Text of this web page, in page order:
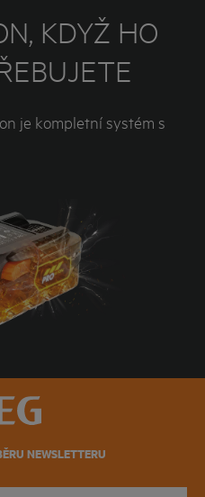
KDYŽ HO
je kompletní systém s
NEWSLETTERU